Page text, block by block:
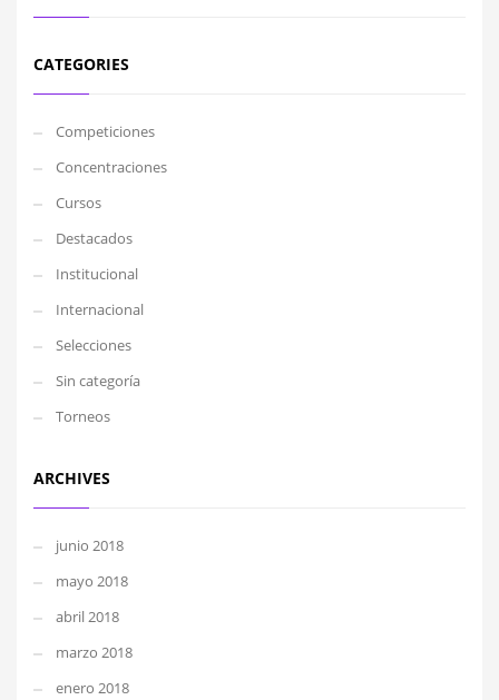
CATEGORIES
Competiciones
Concentraciones
Cursos
Destacados
Institucional
Internacional
Selecciones
Sin categoría
Torneos
ARCHIVES
junio 2018
mayo 2018
abril 2018
marzo 2018
enero 2018